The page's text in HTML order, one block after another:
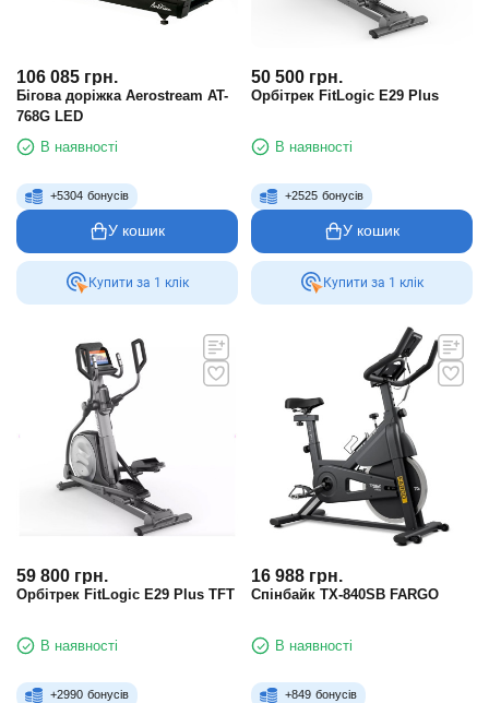
106 085 грн.
Бігова доріжка Aerostream AT-
768G LED
В наявності
+5304 бонусів
У кошик
Купити за 1 клiк
50 500 грн.
Орбітрек FitLogic E29 Plus
В наявності
+2525 бонусів
У кошик
Купити за 1 клiк
59 800 грн.
Орбітрек FitLogic E29 Plus TFT
В наявності
+2990 бонусів
16 988 грн.
Спінбайк TX-840SB FARGO
В наявності
+849 бонусів